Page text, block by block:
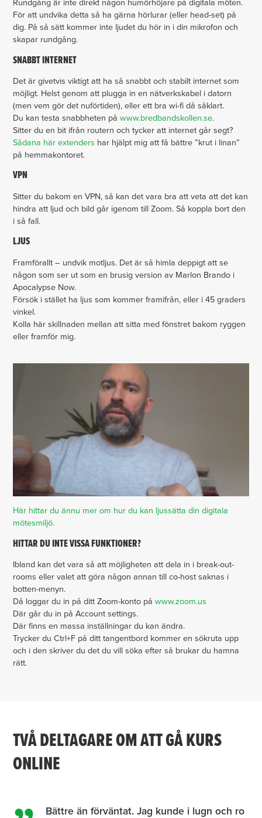
Rundgång är inte direkt någon humörhöjare på digitala möten.
För att undvika detta så ha gärna hörlurar (eller head-set) på
dig. På så sätt kommer inte ljudet du hör in i din mikrofon och
skapar rundgång.
SNABBT INTERNET
Det är givetvis viktigt att ha så snabbt och stabilt internet som
möjligt. Helst genom att plugga in en nätverkskabel i datorn
(men vem gör det nuförtiden), eller ett bra wi-fi då såklart.
Du kan testa snabbheten påwww.bredbandskollen.se.
Sitter du en bit ifrån routern och tycker att internet går segt?
Sådana här extenders har hjälpt mig att få bättre ”krut i linan”
på hemmakontoret.
VPN
Sitter du bakom en VPN, så kan det vara bra att veta att det kan
hindra att ljud och bild går igenom till Zoom. Så koppla bort den
i så fall.
LJUS
Framförallt – undvik motljus. Det är så himla deppigt att se
någon som ser ut som en brusig version av Marlon Brando i
Apocalypse Now.
Försök i stället ha ljus som kommer framifrån, eller i 45 graders
vinkel.
Kolla här skillnaden mellan att sitta med fönstret bakom ryggen
eller framför mig.
Här hittar du ännu mer om hur du kan ljussätta din digitala
mötesmiljö.
HITTAR DU INTE VISSA FUNKTIONER?
Ibland kan det vara så att möjligheten att dela in i break-out-
rooms eller valet att göra någon annan till co-host saknas i
botten-menyn.
Då loggar du in på ditt Zoom-konto påwww.zoom.us
Där går du in på Account settings.
Där finns en massa inställningar du kan ändra.
Trycker du Ctrl+F på ditt tangentbord kommer en sökruta upp
och i den skriver du det du vill söka efter så brukar du hamna
rätt.
TVÅ DELTAGARE OM ATT GÅ KURS
ONLINE
Bättre än förväntat. Jag kunde i lugn och ro